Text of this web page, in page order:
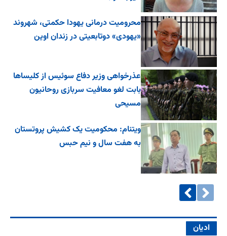
محرومیت درمانی یهودا حکمتی، شهروند
«یهودی» دوتابعیتی در زندان اوین
عذرخواهی وزیر دفاع سوئیس از کلیساها
بابت لغو معافیت سربازی روحانیون
مسیحی
ویتنام: محکومیت یک کشیش پروتستان
به هفت سال و نیم حبس
ادیان